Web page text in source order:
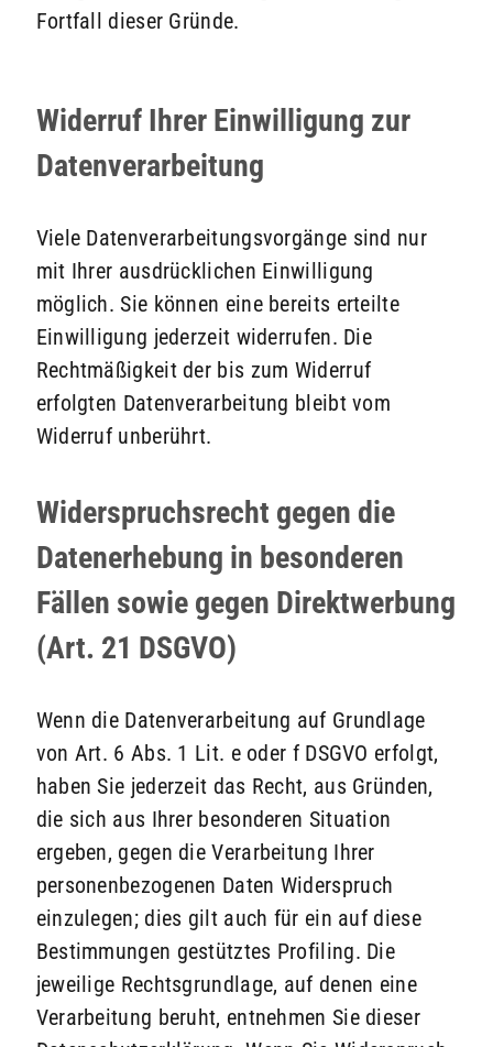
Fortfall dieser Gründe.
Widerruf Ihrer Einwilligung zur
Datenverarbeitung
Viele Datenverarbeitungsvorgänge sind nur
mit Ihrer ausdrücklichen Einwilligung
möglich. Sie können eine bereits erteilte
Einwilligung jederzeit widerrufen. Die
Rechtmäßigkeit der bis zum Widerruf
erfolgten Datenverarbeitung bleibt vom
Widerruf unberührt.
Widerspruchsrecht gegen die
Datenerhebung in besonderen
Fällen sowie gegen Direktwerbung
(Art. 21 DSGVO)
Wenn die Datenverarbeitung auf Grundlage
von Art. 6 Abs. 1 Lit. e oder f DSGVO erfolgt,
haben Sie jederzeit das Recht, aus Gründen,
die sich aus Ihrer besonderen Situation
ergeben, gegen die Verarbeitung Ihrer
personenbezogenen Daten Widerspruch
einzulegen; dies gilt auch für ein auf diese
Bestimmungen gestütztes Profiling. Die
jeweilige Rechtsgrundlage, auf denen eine
Verarbeitung beruht, entnehmen Sie dieser